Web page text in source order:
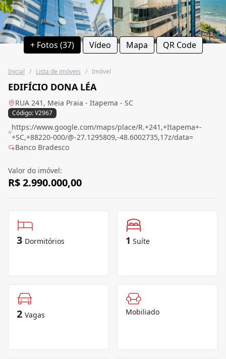
+ Fotos (37) Vídeo Mapa QR Code
Inicial / Lista de imóveis / Imóvel
EDIFÍCIO DONA LÉA
RUA 241, Meia Praia - Itapema - SC
Código: V2967
https://www.google.com/maps/place/R.+241,+Itapema+-
+SC,+88220-000/@-27.1295809,-48.6002735,17z/data=
Banco Bradesco
Valor do imóvel:
R$ 2.990.000,00
3 Dormitórios 1 Suíte
2 Vagas Mobiliado